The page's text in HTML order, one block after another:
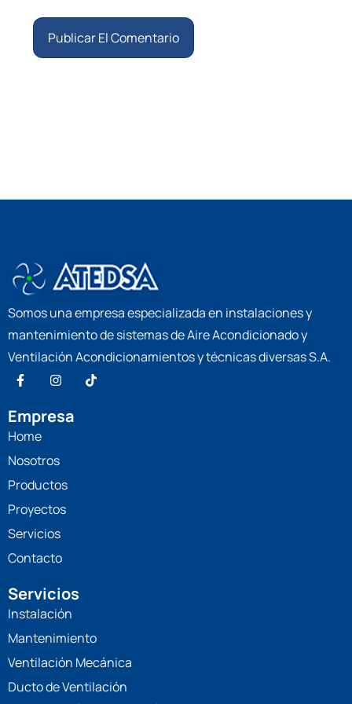
Somos una empresa especializada en instalaciones y
mantenimiento de sistemas de Aire Acondicionado y
Ventilación Acondicionamientos y técnicas diversas S.A.
Empresa
Home
Nosotros
Productos
Proyectos
Servicios
Contacto
Servicios
Instalación
Mantenimiento
Ventilación Mecánica
Ducto de Ventilación